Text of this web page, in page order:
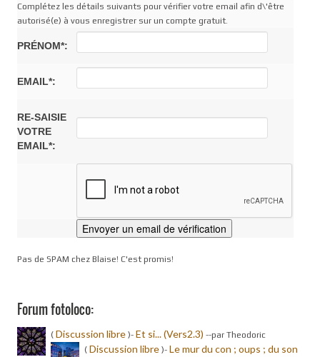
Complétez les détails suivants pour vérifier votre email afin d\'être
autorisé(e) à vous enregistrer sur un compte gratuit.
PRÉNOM*:
EMAIL*:
RE-SAISIE
VOTRE
EMAIL*:
Pas de SPAM chez Blaise! C'est promis!
Forum fotoloco:
( Discussion libre )- Et si... (Vers2.3) --par Theodoric
( Discussion libre )- Le mur du con ; oups ; du son